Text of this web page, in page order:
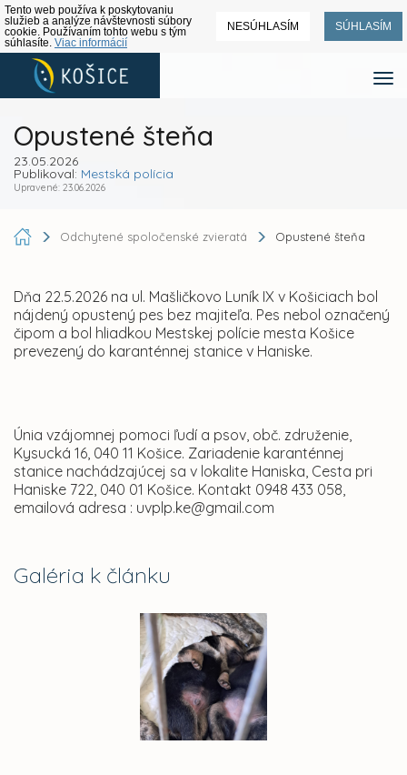
Tento web používa k poskytovaniu
služieb a analýze návštevnosti súbory
cookie. Používaním tohto webu s tým
súhlasíte. Viac informácií
NESÚHLASÍM SÚHLASÍM
Opustené šteňa
23.05.2026
Publikoval: Mestská polícia
Upravené: 23.06.2026
Galéria k článku
Odchytené spoločenské zvieratá Opustené šteňa
Dňa 22.5.2026 na ul. Mašličkovo Luník IX v Košiciach bol
nájdený opustený pes bez majiteľa. Pes nebol označený
čipom a bol hliadkou Mestskej polície mesta Košice
prevezený do karanténnej stanice v Haniske.
Únia vzájomnej pomoci ľudí a psov, obč. združenie,
Kysucká 16, 040 11 Košice. Zariadenie karanténnej
stanice nachádzajúcej sa v lokalite Haniska, Cesta pri
Haniske 722, 040 01 Košice. Kontakt 0948 433 058,
emailová adresa : uvplp.ke@gmail.com